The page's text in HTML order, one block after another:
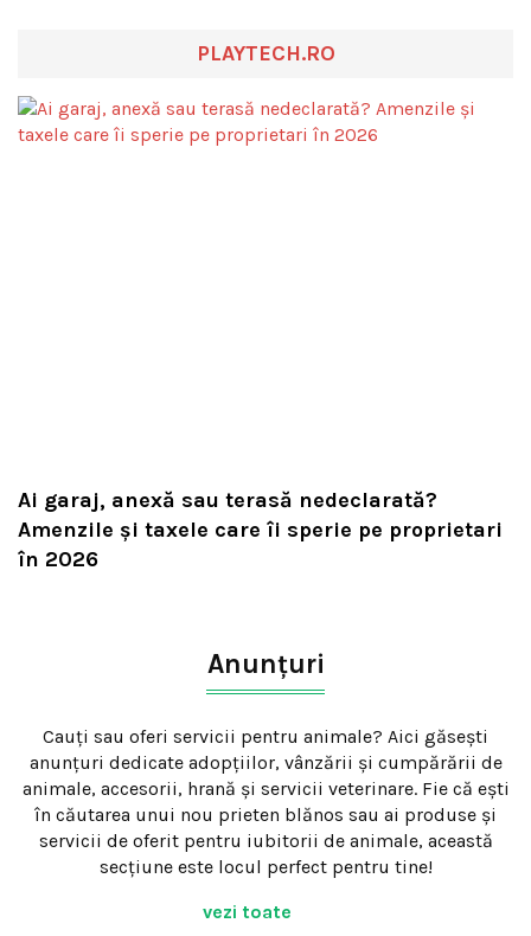
PLAYTECH.RO
Ai garaj, anexă sau terasă nedeclarată?
Amenzile și taxele care îi sperie pe proprietari
în 2026
Anunțuri
Cauți sau oferi servicii pentru animale? Aici găsești
anunțuri dedicate adopțiilor, vânzării și cumpărării de
animale, accesorii, hrană și servicii veterinare. Fie că ești
în căutarea unui nou prieten blănos sau ai produse și
servicii de oferit pentru iubitorii de animale, această
secțiune este locul perfect pentru tine!
vezi toate